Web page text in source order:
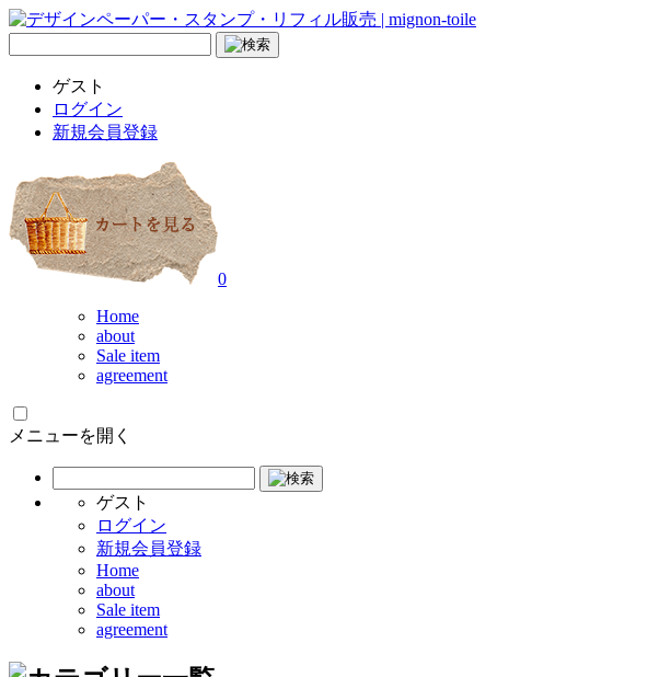
ゲスト
ログイン
新規会員登録
0
Home
about
Sale item
agreement
メニューを開く
ゲスト
ログイン
新規会員登録
Home
about
Sale item
agreement